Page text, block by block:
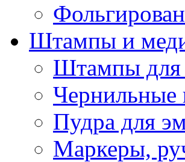
Штампы и
Штампы для
Чернильные
Пудра для
Маркеры,